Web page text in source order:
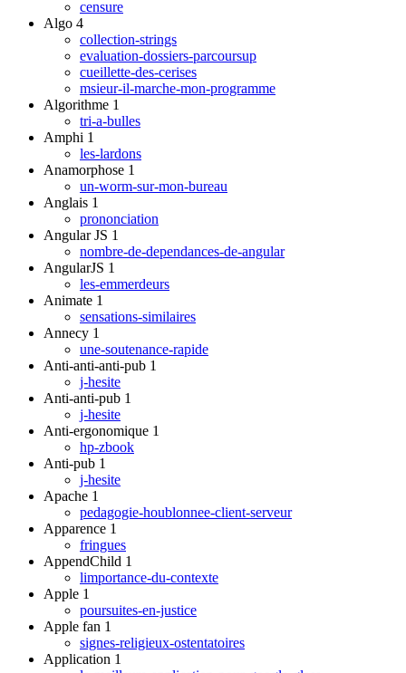
censure
Algo 4
collection-strings
evaluation-dossiers-parcoursup
cueillette-des-cerises
msieur-il-marche-mon-programme
Algorithme 1
tri-a-bulles
Amphi 1
les-lardons
Anamorphose 1
un-worm-sur-mon-bureau
Anglais 1
prononciation
Angular JS 1
nombre-de-dependances-de-angular
AngularJS 1
les-emmerdeurs
Animate 1
sensations-similaires
Annecy 1
une-soutenance-rapide
Anti-anti-anti-pub 1
j-hesite
Anti-anti-pub 1
j-hesite
Anti-ergonomique 1
hp-zbook
Anti-pub 1
j-hesite
Apache 1
pedagogie-houblonnee-client-serveur
Apparence 1
fringues
AppendChild 1
limportance-du-contexte
Apple 1
poursuites-en-justice
Apple fan 1
signes-religieux-ostentatoires
Application 1